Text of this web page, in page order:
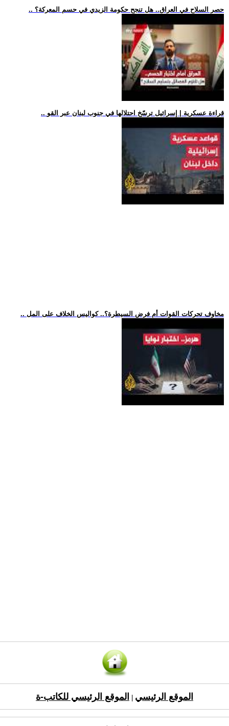
.. حصر السلاح في العراق.. هل تنجح حكومة الزيدي في حسم المعركة؟
.. قراءة عسكرية | إسرائيل ترسّخ احتلالها في جنوب لبنان عبر القو
.. مخاوف تحركات القوات أم فرض السيطرة؟.. كواليس الخلاف على المل
الموقع الرئيسي الموقع الرئيسي للكاتب-ة